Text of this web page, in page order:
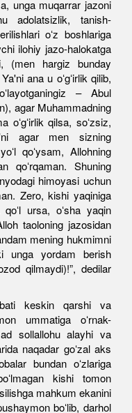
unga muqarrar jazoni
adolatsizlik, tanish-
oʻz boshlariga
ilohiy jazo-halokatga
(men hargiz bunday
ana u oʻgʻirlik qilib,
– Abul
agar Muhammadning
oʻgʻirlik qilsa, soʻzsiz,
agar men sizning
qoʻysam, Allohning
qoʻrqaman. Shuning
himoyasi uchun
Zero, kishi yaqiniga
ursa, oʻsha yaqin
taoloning jazosidan
mening hukmimni
unga yordam berish
qilmaydi)!”, dedilar
keskin qarshi va
ummatiga oʻrnak-
sollallohu alayhi va
naqadar goʻzal aks
bundan oʻzlariga
kishi tomon
mahkum ekanini
boʻlib, darhol